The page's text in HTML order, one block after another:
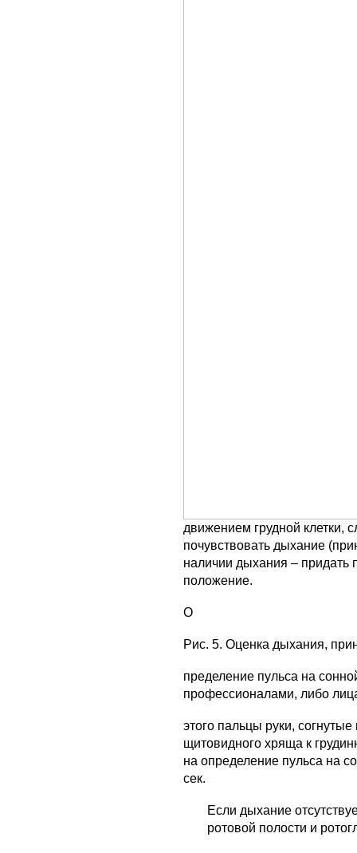
движением грудной клетки,
почувствовать дыхание
наличии дыхания – придать
положение.
О
Рис. 5. Оценка дыхания,
пределение пульса на
профессионалами, либо
этого пальцы руки,
щитовидного хряща к
на определение пульса на
сек.
Если дыхание
ротовой полости и